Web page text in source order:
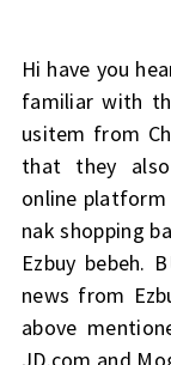
Hi have you
familiar with
usitem from
that they also
online platform
nak shopping
Ezbuy bebeh.
news from
above